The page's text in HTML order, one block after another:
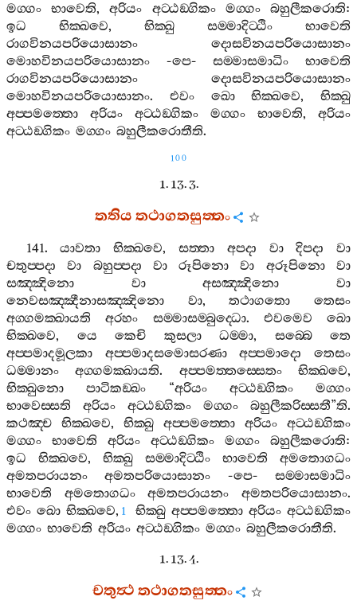
මග‍්ගං
භාවෙති,අරියං අට‍්ඨඞ‍්ගිකං මග‍්ගං බහුලීකරොති:
ඉධ
භික‍්ඛවෙ, භික‍්ඛු සම‍්මාදිට‍්ඨිං
භාවෙති
රාගවිනයපරියොසානං
දොසවිනයපරියොසානං
මොහවිනයපරියොසානං -පෙ-සම‍්මාසමාධිං
භාවෙති
රාගවිනයපරියොසානං
දොසවිනයපරියොසානං
මොහවිනයපරියොසානං. එවං ඛො භික‍්ඛවෙ, භික‍්ඛු
අප‍්පමත‍්තො
අරියං අට‍්ඨඞ‍්ගිකං මග‍්ගං භාවෙති, අරියං
අට‍්ඨඞ‍්ගිකං මග‍්ගං බහුලීකරොතීති.
100
1. 13. 3.
තතියතථාගතසුත‍්තං
141.යාවතා භික‍්ඛවෙ, සත‍්තා අපදා වා දිපදා
වා
චතුප‍්පදා
වා බහුප‍්පදා වා රූපිනො වා අරූපිනො
වා
සඤ‍්ඤිනො
වා අසඤ‍්ඤිනො
වා
නෙවසඤ‍්ඤීනාසඤ‍්ඤිනො
වා,තථාගතො
තෙසං
අග‍්ගමක‍්ඛායති
අරහං සම‍්මාසම‍්බුද‍්ධො. එවමෙව
ඛො
භික‍්ඛවෙ, යෙ කෙචි කුසලා ධම‍්මා, සබ‍්බෙ
තෙ
අප‍්පමාදමූලකා
අප‍්පමාදසමොසරණා අප‍්පමාදො
තෙසං
ධම‍්මානං
අග‍්ගමක‍්ඛායති. අප‍්පමත‍්තස‍්සෙතං භික‍්ඛවෙ,
භික‍්ඛුනො
පාටිකඞ‍්ඛං “අරියං අට‍්ඨඞ‍්ගිකං
මග‍්ගං
භාවෙස‍්සති
අරියං අට‍්ඨඞ‍්ගිකං මග‍්ගං බහුලීකරිස‍්සතී”ති.
කථඤ‍්ච
භික‍්ඛවෙ, භික‍්ඛු අප‍්පමත‍්තො අරියං
අට‍්ඨඞ‍්ගිකං
මග‍්ගං
භාවෙති අරියං අට‍්ඨඞ‍්ගිකං මග‍්ගං බහුලීකරොති:
ඉධ
භික‍්ඛවෙ, භික‍්ඛු සම‍්මාදිට‍්ඨිං භාවෙති
අමතොගධං
අමතපරායනං
අමතපරියොසානං -පෙ-සම‍්මාසමාධිං
භාවෙති
අමතොගධං අමතපරායනං අමතපරියොසානං.
එවං ඛො භික‍්ඛවෙ, 1 භික‍්ඛු අප‍්පමත‍්තො අරියං අට‍්ඨඞ‍්ගිකං
මග‍්ගං භාවෙති අරියං අට‍්ඨඞ‍්ගිකං මග‍්ගං බහුලීකරොතීති.
1. 13. 4.
චතුත්‍ථතථාගතසුත‍්තං